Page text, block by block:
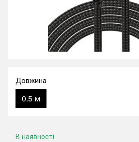
Довжина
0.5 м
В наявності